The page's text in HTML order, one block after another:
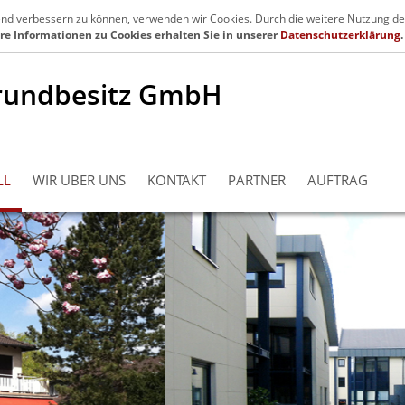
GmbH
WIR ÜBER UNS KONTAKT PARTNER AUFTRAG
verbessern zu können, verwenden wir Cookies. Durch die weitere Nutzung
Informationen zu Cookies erhalten Sie in unsererDatenschutzerklärung.